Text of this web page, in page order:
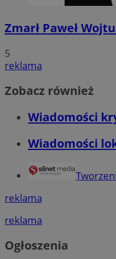
Zmarł Paweł
5
reklama
Zobacz również
Wiadomości
Wiadomości
reklama
reklama
Ogłoszenia